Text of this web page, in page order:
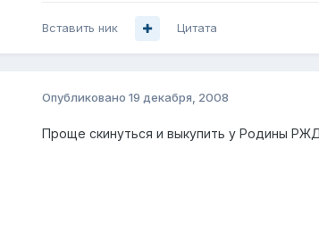
Вставить ник Цитата
Опубликовано 19 декабря, 2008
Проще скинуться и выкупить у Родины